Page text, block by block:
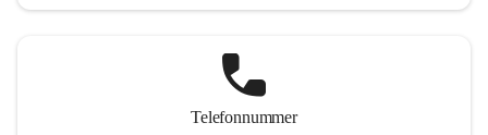
Telefonnummer